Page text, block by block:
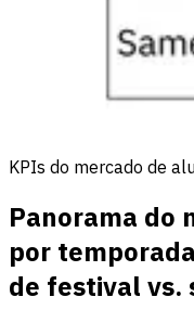
KPIs do mercado de
Panorama do
por
de festival vs.